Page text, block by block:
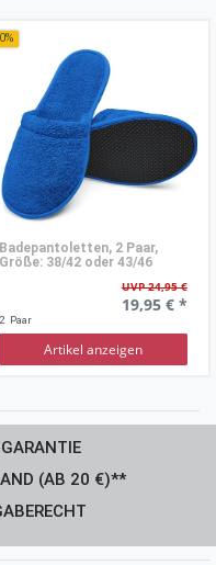
Badepantoletten, 2 Paar,
Größe: 38/42 oder 43/46
UVP 24,95 €
19,95 € *
2 Paar
Artikel anzeigen
(AB 20 €)**